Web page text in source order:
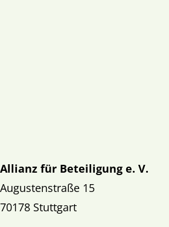
Allianz für Beteiligung e. V.
Augustenstraße 15
70178 Stuttgart